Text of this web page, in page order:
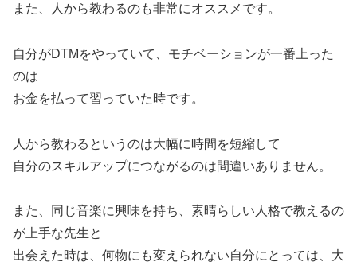
また、人から教わるのも非常にオススメです。
自分がDTMをやっていて、モチベーションが一番上った
のは
お金を払って習っていた時です。
人から教わるというのは大幅に時間を短縮して
自分のスキルアップにつながるのは間違いありません。
また、同じ音楽に興味を持ち、素晴らしい人格で教えるの
が上手な先生と
出会えた時は、何物にも変えられない自分にとっては、大